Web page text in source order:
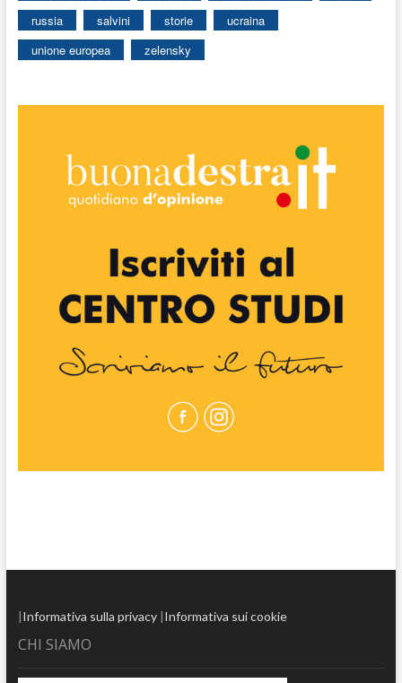
russia
salvini storie
ucraina
unione europea
zelensky
|Informativa sulla privacy|Informativa sui cookie
CHI SIAMO